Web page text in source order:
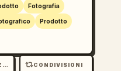
Fotografia
Prodotto
VISUALIZZAZIONI CONDIVISIONI